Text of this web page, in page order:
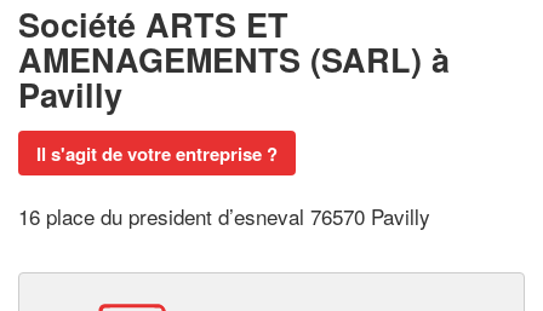
Société ARTS ET
AMENAGEMENTS (SARL) à
Pavilly
Il s'agit de votre entreprise ?
16 place du president d’esneval 76570 Pavilly